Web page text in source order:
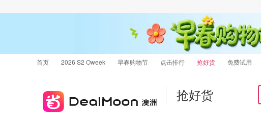
首页 2026 S2 Oweek 早春购物节 点击排行 抢好货 免费试用
抢好货